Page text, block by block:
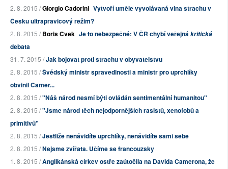
2. 8. 2015 /Giorgio Cadorini Vytvoří uměle vyvolávaná vlna strachu v
Česku ultrapravicový režim?
2. 8. 2015 /Boris Cvek Je to nebezpečné: V ČR chybí veřejnákritická
debata
31. 7. 2015 /Jak bojovat proti strachu v obyvatelstvu
2. 8. 2015 /Švédský ministr spravedlnosti a ministr pro uprchlíky
obvinil Camer...
2. 8. 2015 /"Náš národ nesmí býti ovládán sentimentální humanitou"
2. 8. 2015 /"Jsme národ těch nejodpornějších rasistů, xenofobů a
primitivů"
2. 8. 2015 /Jestliže nenávidíte uprchlíky, nenávidíte sami sebe
2. 8. 2015 /Nejsme zvířata. Učíme se francouzsky
1. 8. 2015 /Anglikánská církev ostře zaútočila na Davida Camerona, že